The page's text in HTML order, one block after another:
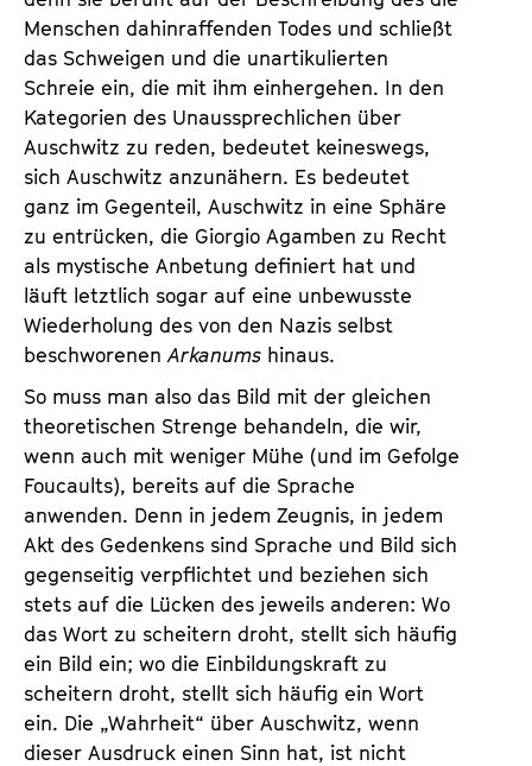
Menschen dahinraffenden Todes und schließt
das Schweigen und die unartikulierten
Schreie ein, die mit ihm einhergehen. In den
Kategorien des Unaussprechlichen über
Auschwitz zu reden, bedeutet keineswegs,
sich Auschwitz anzunähern. Es bedeutet
ganz im Gegenteil, Auschwitz in eine Sphäre
zu entrücken, die Giorgio Agamben zu Recht
als mystische Anbetung definiert hat und
läuft letztlich sogar auf eine unbewusste
Wiederholung des von den Nazis selbst
beschworenenArkanums hinaus.
So muss man also das Bild mit der gleichen
theoretischen Strenge behandeln, die wir,
wenn auch mit weniger Mühe (und im Gefolge
Foucaults), bereits auf die Sprache
anwenden. Denn in jedem Zeugnis, in jedem
Akt des Gedenkens sind Sprache und Bild sich
gegenseitig verpflichtet und beziehen sich
stets auf die Lücken des jeweils anderen: Wo
das Wort zu scheitern droht, stellt sich häufig
ein Bild ein; wo die Einbildungskraft zu
scheitern droht, stellt sich häufig ein Wort
ein. Die „Wahrheit“ über Auschwitz, wenn
dieser Ausdruck einen Sinn hat, ist nicht